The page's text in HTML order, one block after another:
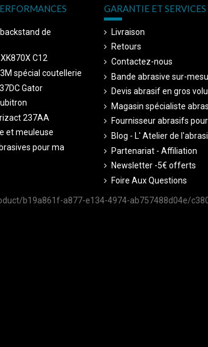
de
C12
spécial coutellerie
Gator
237AA
et meuleuse
pour ma
GARANTIE ET SERVICES
Livraison
Retours
Contactez-nous
Bande abrasive sur-
Devis abrasif en gros
Magasin spécialiste
Fournisseur abrasifs
Blog - L' Atelier de
Partenariat - Affiliation
Newsletter -5€ offerts
Foire Aux Questions
b19a861f-a877-e134-4974-ab757488d04e/